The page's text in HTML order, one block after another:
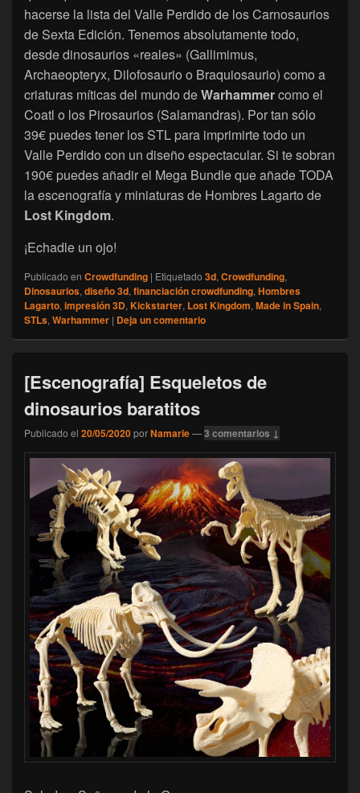
hacerse la lista del Valle Perdido de los Carnosaurios
de Sexta Edición. Tenemos absolutamente todo,
desde dinosaurios «reales» (Gallimimus,
Archaeopteryx, Dilofosaurio o Braquiosaurio) como a
criaturas míticas del mundo deWarhammercomo el
Coatl o los Pirosaurios (Salamandras). Por tan sólo
39€ puedes tener los STL para imprimirte todo un
Valle Perdido con un diseño espectacular. Si te sobran
190€ puedes añadir el Mega Bundle que añade TODA
la escenografía y miniaturas de Hombres Lagarto de
Lost Kingdom.
¡Echadle un ojo!
Publicado en Crowdfunding | Etiquetado 3d,Crowdfunding,
Dinosaurios,diseño 3d,financiación crowdfunding,Hombres
Lagarto,impresión 3D,Kickstarter, Lost Kingdom,Made in Spain,
STLs,Warhammer | Deja un comentario
[Escenografía] Esqueletos de
dinosaurios baratitos
Publicado el 20/05/2020porNamarie—3 comentarios ↓